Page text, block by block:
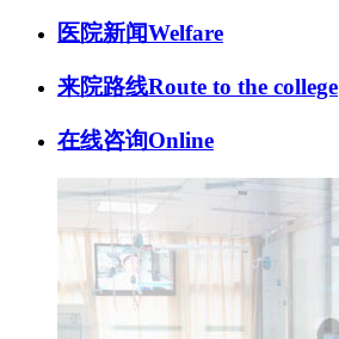
医院新闻Welfare
来院路线Route to the college
在线咨询Online